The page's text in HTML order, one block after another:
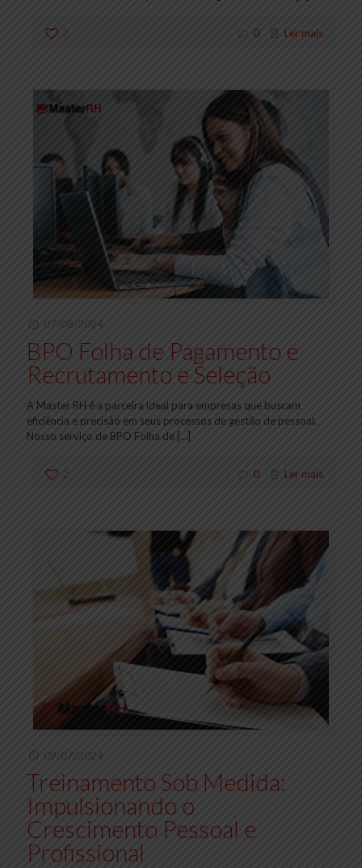
2 0 Ler mais
07/08/2024
BPO Folha de Pagamento e
Recrutamento e Seleção
A Master RH é a parceira ideal para empresas que buscam
eficiência e precisão em seus processos de gestão de pessoal.
Nosso serviço de BPO Folha de […]
2 0 Ler mais
09/07/2024
Treinamento Sob Medida:
Impulsionando o
Crescimento Pessoal e
Profissional